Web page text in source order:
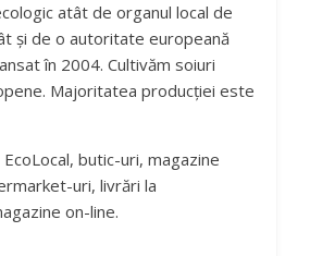
atât de organul local de
și de o autoritate europeană
în 2004. Cultivăm soiuri
Majoritatea producției este
EcoLocal, butic-uri, magazine
uri, livrări la
on-line.